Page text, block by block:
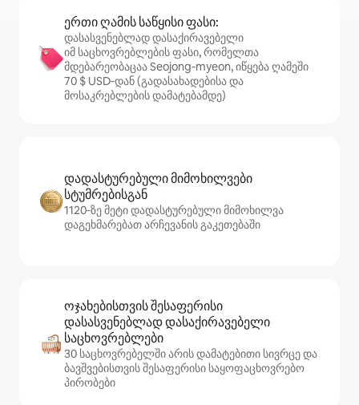
ერთი ღამის საწყისი ფასი:
დასასვენებლად დასაქირავებელი
იმ საცხოვრებლების ფასი, რომელთა
მდებარეობაცაა Seojong-myeon, იწყება ღამეში
70 $ USD‑დან (გადასახადებისა და
მოსაკრებლების დამატებამდე)
დადასტურებული მიმოხილვები
სტუმრებისგან
1120‑ზე მეტი დადასტურებული მიმოხილვა
დაგეხმარებათ არჩევანის გაკეთებაში
ოჯახებისთვის შესაფერისი
დასასვენებლად დასაქირავებელი
საცხოვრებლები
30 საცხოვრებელში არის დამატებითი სივრცე და
ბავშვებისთვის შესაფერისი საყოფაცხოვრებო
პირობები